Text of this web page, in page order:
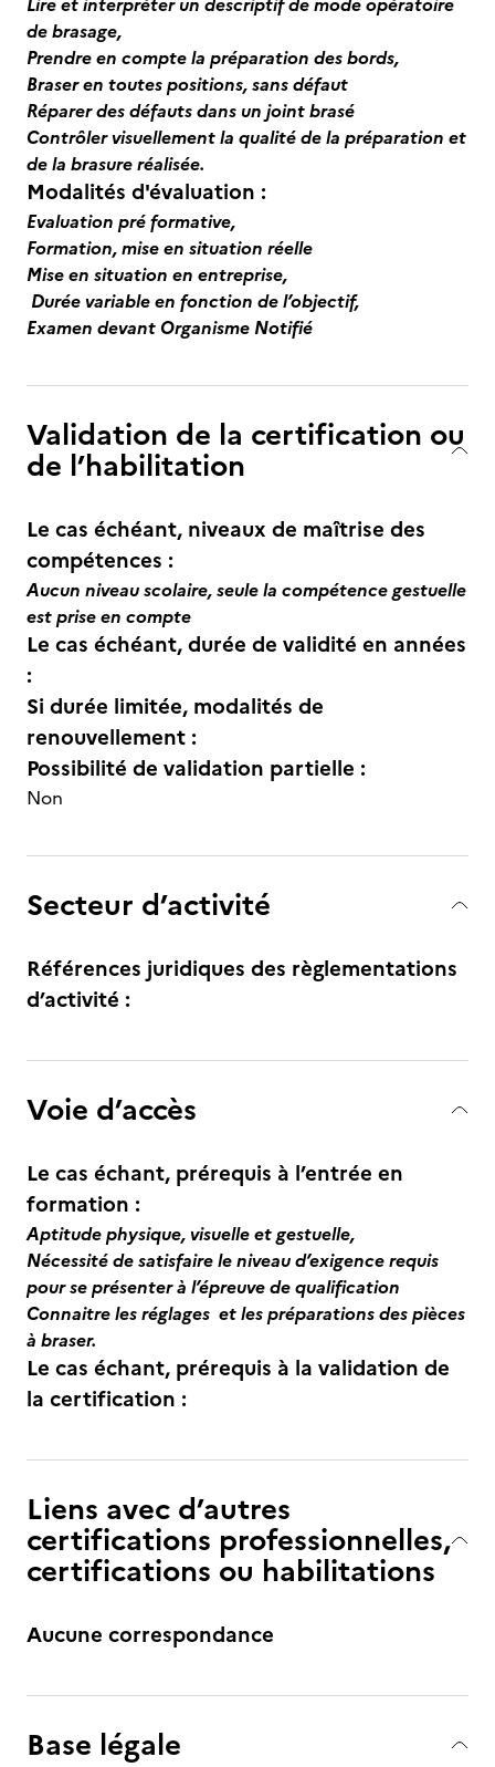
de brasage,
Prendre en compte la préparation des bords,
Braseren toutes positions, sans défaut
Réparer des défauts dans un joint brasé
Contrôler visuellement la qualité de la préparation et
de la brasure réalisée.
Modalités d'évaluation :
Evaluation pré formative,
Formation, mise en situation réelle
Mise en situation en entreprise,
Durée variable en fonction de l’objectif,
Examen devant Organisme Notifié
Validation de la certification ou
de l’habilitation
Le cas échéant, niveaux de maîtrise des
compétences :
Aucun niveau scolaire, seule la compétence gestuelle
est prise en compte
Le cas échéant, durée de validité en années
:
Si durée limitée, modalités de
renouvellement :
Possibilité de validation partielle :
Non
Secteur d’activité
Références juridiques des règlementations
d’activité :
Voie d’accès
Le cas échant, prérequis à l’entrée en
formation :
Aptitude physique, visuelle et gestuelle,
Nécessité de satisfaire le niveau d’exigence requis
pour se présenter à l’épreuve de qualification
Connaitre les réglages et les préparations des pièces
à braser.
Le cas échant, prérequis à la validation de
la certification :
Liens avec d’autres
certifications professionnelles,
certifications ou habilitations
Aucune correspondance
Base légale